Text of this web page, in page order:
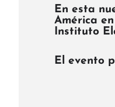
En esta
América
Instituto
El evento